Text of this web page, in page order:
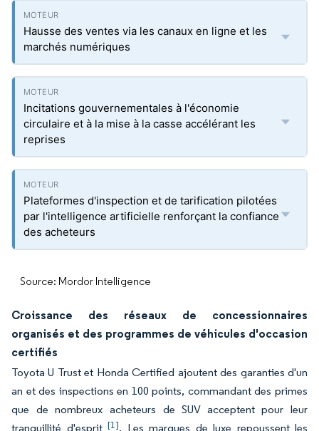
Hausse des ventes via les canaux en ligne et les
marchés numériques
Incitations gouvernementales à l'économie
circulaire et à la mise à la casse accélérant les
reprises
Plateformes d'inspection et de tarification pilotées
par l'intelligence artificielle renforçant la confiance
des acheteurs
Source: Mordor Intelligence
Croissance des réseaux de concessionnaires
organisés et des programmes de véhicules d'occasion
certifiés
Toyota U Trust et Honda Certified ajoutent des garanties d'un
an et des inspections en 100 points, commandant des primes
que de nombreux acheteurs de SUV acceptent pour leur
tranquillité d'esprit [1]. Les marques de luxe repoussent les